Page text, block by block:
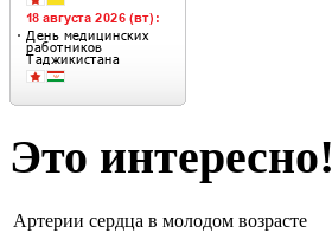
Это интересно!
Артерии сердца в молодом возрасте